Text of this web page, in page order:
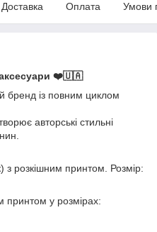
Доставка Оплата Умови
❤️🇺🇦
бренд із повним циклом
авторські стильні
з розкішним принтом. Розмір:
принтом у розмірах: